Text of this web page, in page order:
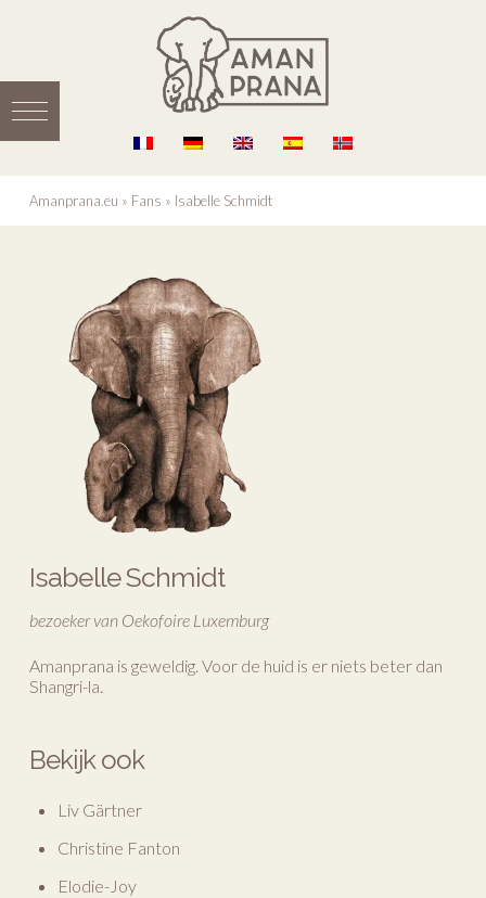
Amanprana.eu » Fans » Isabelle Schmidt
Isabelle Schmidt
bezoeker van Oekofoire Luxemburg
Amanprana is geweldig. Voor de huid is er niets beter dan
Shangri-la.
Bekijk ook
Liv Gärtner
Christine Fanton
Elodie-Joy